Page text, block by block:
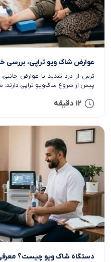
عوارض شاک ویو تراپی، بررسی
ترس از درد شدید یا عوارض
پیش از شروع شاک‌ویو تراپی دارند.
12 دقیقه
دستگاه شاک ویو چیست؟ معرفی